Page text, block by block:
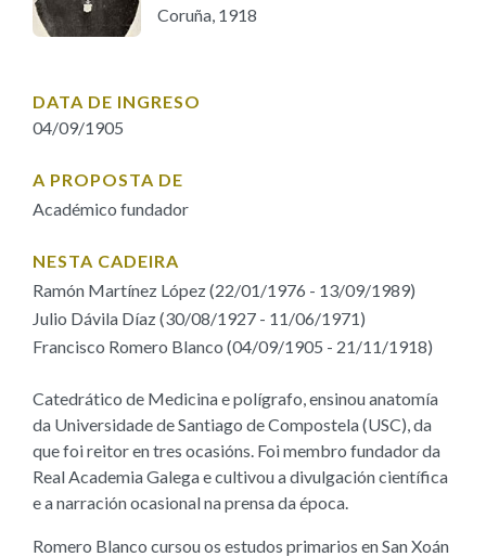
IDENTIDADE CORPORATIVA
Facebook
TwitterYoutubeInstagram
Bluesky
Coruña, 1918
DATA DE INGRESO
04/09/1905
A PROPOSTA DE
Académico fundador
NESTA CADEIRA
Ramón Martínez López (22/01/1976 - 13/09/1989)
Julio Dávila Díaz (30/08/1927 - 11/06/1971)
Francisco Romero Blanco (04/09/1905 - 21/11/1918)
Catedrático de Medicina e polígrafo, ensinou anatomía
da Universidade de Santiago de Compostela (USC), da
que foi reitor en tres ocasións. Foi membro fundador da
Real Academia Galega e cultivou a divulgación científica
e a narración ocasional na prensa da época.
Romero Blanco cursou os estudos primarios en San Xoán